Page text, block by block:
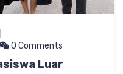
0 Comments
Luar